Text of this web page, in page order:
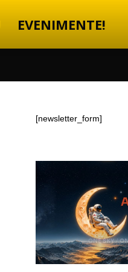
EVENIMENTE!
[newsletter_form]